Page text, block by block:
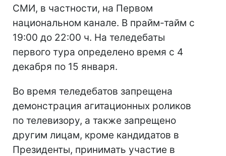
СМИ, в частности, на Первом
национальном канале. В прайм-тайм с
19:00 до 22:00 ч. На теледебаты
первого тура определено время с 4
декабря по 15 января.
Во время теледебатов запрещена
демонстрация агитационных роликов
по телевизору, а также запрещено
другим лицам, кроме кандидатов в
Президенты, принимать участие в